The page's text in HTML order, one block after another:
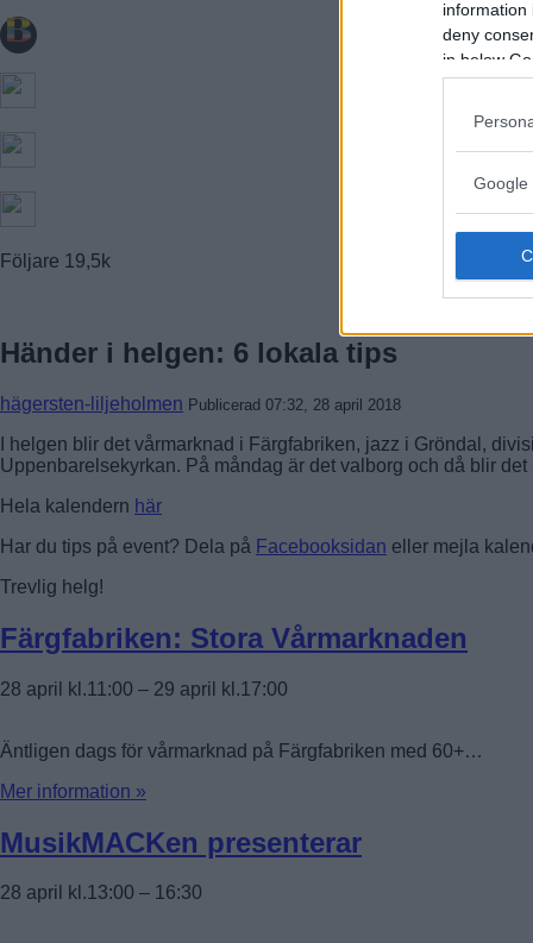
information
deny
in below
Google
Följare 19,5k
Händer i helgen: 6 lokala tips
hägersten-liljeholmen Publicerad 07:32, 28 april 2018
I helgen blir det vårmarknad i Färgfabriken, jazz i Gröndal,
Uppenbarelsekyrkan. På måndag är det valborg och då blir
Hela kalendern här
Har du tips på event? Dela på Facebooksidan eller mejla
Trevlig helg!
Färgfabriken: Stora Vårmarknaden
28 april kl.11:00 – 29 april kl.17:00
Äntligen dags för vårmarknad på Färgfabriken med 60+…
Mer information »
MusikMACKen presenterar
28 april kl.13:00 – 16:30